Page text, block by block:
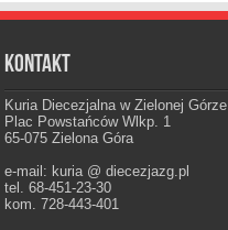
Kontakt
Kuria Diecezjalna w Zielonej Górze
Plac Powstańców Wlkp. 1
65-075 Zielona Góra
e-mail: kuria @ diecezjazg.pl
tel. 68-451-23-30
kom. 728-443-401